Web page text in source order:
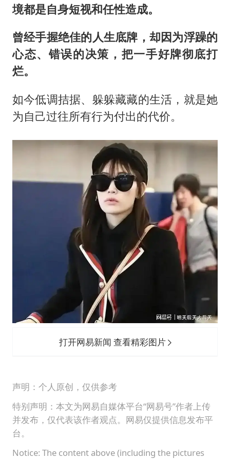
境都是自身短视和任性造成。
曾经手握绝佳的人生底牌，却因为浮躁的
心态、错误的决策，把一手好牌彻底打
烂。
如今低调拮据、躲躲藏藏的生活，就是她
为自己过往所有行为付出的代价。
打开网易新闻 查看精彩图片
声明：个人原创，仅供参考
特别声明：本文为网易自媒体平台“网易号”作者上传
并发布，仅代表该作者观点。网易仅提供信息发布平
台。
Notice: The content above (including the pictures